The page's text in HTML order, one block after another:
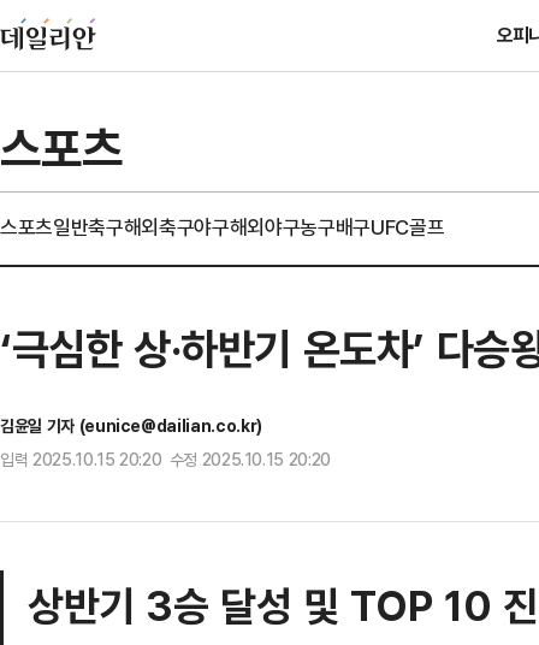
오피
스포츠
스포츠일반축구해외축구야구해외야구농구배구UFC골프
‘극심한 상·하반기 온도차’ 다
김윤일 기자 (eunice@dailian.co.kr)
입력 2025.10.15 20:20 수정 2025.10.15 20:20
상반기 3승 달성 및 TOP 10